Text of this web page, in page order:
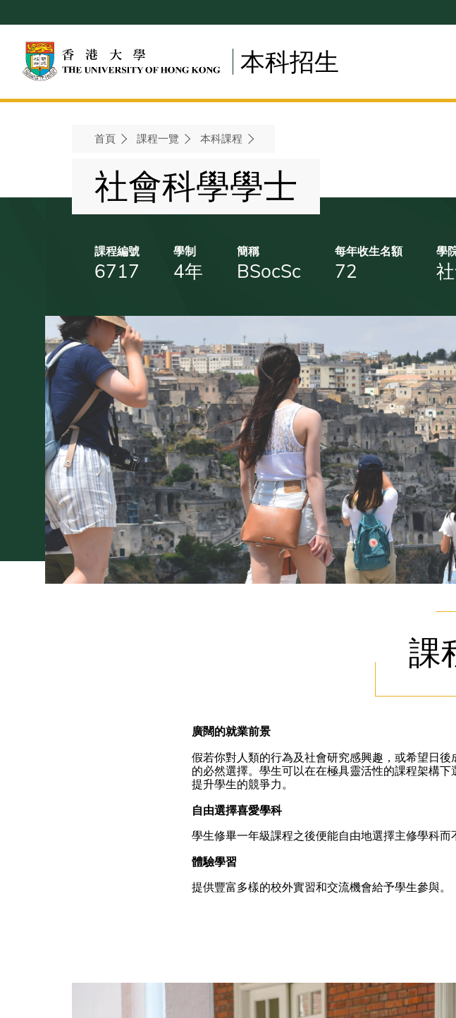
to
main
content
本科招生
首頁 課程一覽 本科課程
社會科學學士
課程編號
6717
學制
4年
簡稱
BSocSc
每年收生名額
72
學
課
廣闊的就業前景
假若你對人類的行為及社會研究感興趣，或希望日
的必然選擇。學生可以在在極具靈活性的課程架構
提升學生的競爭力。
自由選擇喜愛學科
學生修畢一年級課程之後便能自由地選擇主修學科而
體驗學習
提供豐富多樣的校外實習和交流機會給予學生參與。